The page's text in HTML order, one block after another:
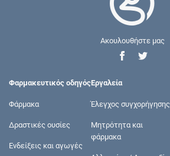
Ακουλουθήστε μας
Φαρμακευτικός οδηγός
Φάρμακα
Δραστικές ουσίες
Ενδείξεις και αγωγές
Εργαλεία
Έλεγχος συγχορήγησης
Μητρότητα και
φάρμακα